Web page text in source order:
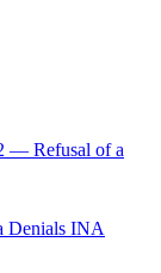
— Refusal of a
Denials INA